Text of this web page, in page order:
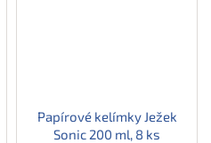
Papírové kelímky Ježek
Sonic 200 ml, 8 ks